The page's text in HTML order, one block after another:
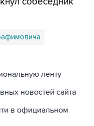
новостей сайта
в официальном